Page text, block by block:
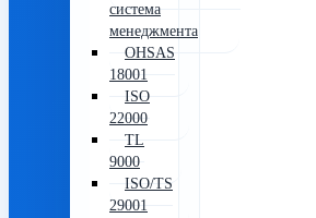
система
менеджмента
OHSAS
18001
ISO
22000
TL
9000
ISO/TS
29001